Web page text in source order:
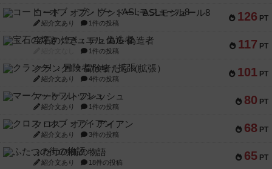
126 PT
コード・オブ・ブシドー：ASLモジュール8
紹介文あり 1件の投稿
117 PT
宝石の煌き：デュエル 偽造者
1件の投稿
101 PT
クランク! ：冒険者たち（拡張）
紹介文あり 4件の投稿
80 PT
マーケットフレッシュ
紹介文あり 1件の投稿
68 PT
クロス・オブ・アイアン
紹介文あり 3件の投稿
65 PT
ふたつの街の物語
紹介文あり 18件の投稿